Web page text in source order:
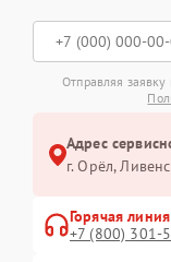
Отправляя заявку
Адрес
г. Орёл,
Горячая линия
+7 (800) 301-